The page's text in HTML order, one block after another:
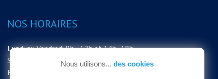
NOS HORAIRES
Lundi au Vendredi 8h - 12h et 14h -18h
Samedi 8h - 12h
FERMETURE EXCEPTIONNELLE DU
Nous utilisons... des cookies